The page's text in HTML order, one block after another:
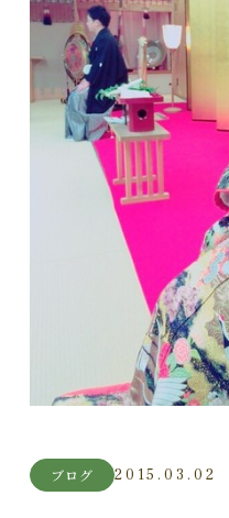
ブログ 2015.03.02